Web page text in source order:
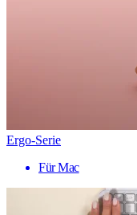
Ergo-Serie
Für Mac